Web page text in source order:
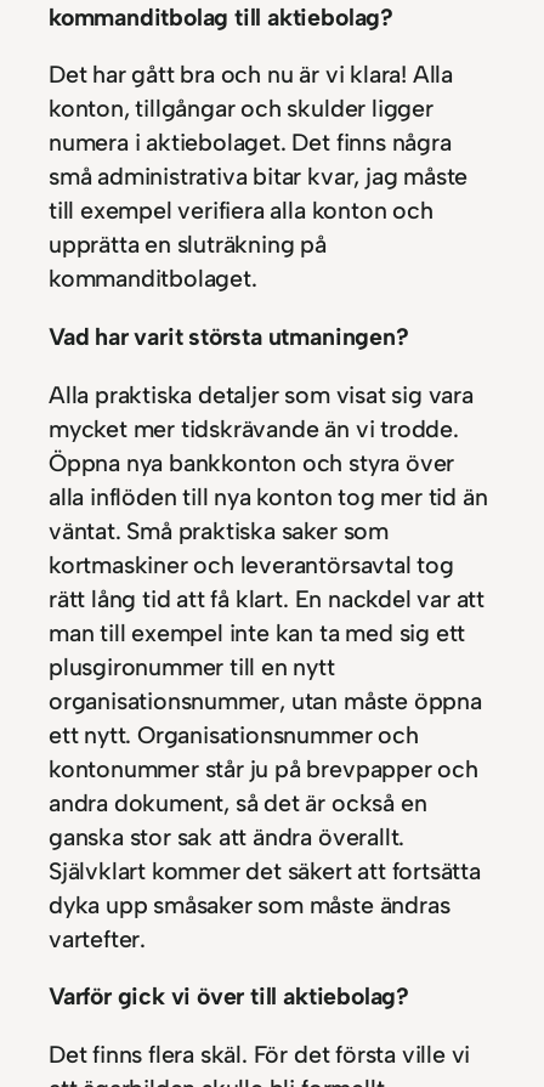
kommanditbolag till aktiebolag?
Det har gått bra och nu är vi klara! Alla
konton, tillgångar och skulder ligger
numera i aktiebolaget. Det finns några
små administrativa bitar kvar, jag måste
till exempel verifiera alla konton och
upprätta en sluträkning på
kommanditbolaget.
Vad har varit största utmaningen?
Alla praktiska detaljer som visat sig vara
mycket mer tidskrävande än vi trodde.
Öppna nya bankkonton och styra över
alla inflöden till nya konton tog mer tid än
väntat. Små praktiska saker som
kortmaskiner och leverantörsavtal tog
rätt lång tid att få klart. En nackdel var att
man till exempel inte kan ta med sig ett
plusgironummer till en nytt
organisationsnummer, utan måste öppna
ett nytt. Organisationsnummer och
kontonummer står ju på brevpapper och
andra dokument, så det är också en
ganska stor sak att ändra överallt.
Självklart kommer det säkert att fortsätta
dyka upp småsaker som måste ändras
vartefter.
Varför gick vi över till aktiebolag?
Det finns flera skäl. För det första ville vi